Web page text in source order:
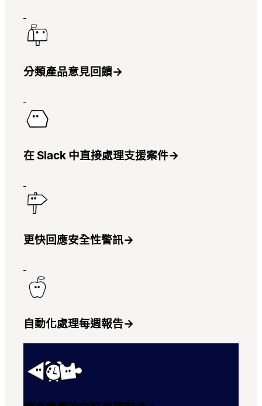
分類產品意見回饋→
在 Slack 中直接處理支援案件→
更快回應安全性警訊→
自動化處理每週報告→